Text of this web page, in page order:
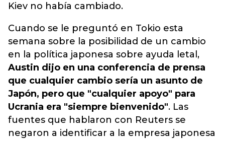
Kiev no había cambiado.
Cuando se le preguntó en Tokio esta
semana sobre la posibilidad de un cambio
en la política japonesa sobre ayuda letal,
Austin dijo en una conferencia de prensa
que cualquier cambio sería un asunto de
Japón, pero que "cualquier apoyo" para
Ucrania era "siempre bienvenido". Las
fuentes que hablaron con Reuters se
negaron a identificar a la empresa japonesa